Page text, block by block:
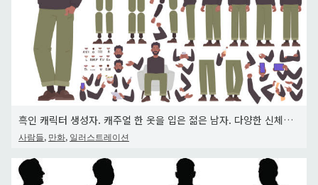
흑인 캐릭터 생성자. 캐주얼 한 옷을 입은 젊은 남자. 다양한 신체 위치, 팔, 다리, 머리 세트를 사용하여 애니메이션
사람들, 만화, 일러스트레이션